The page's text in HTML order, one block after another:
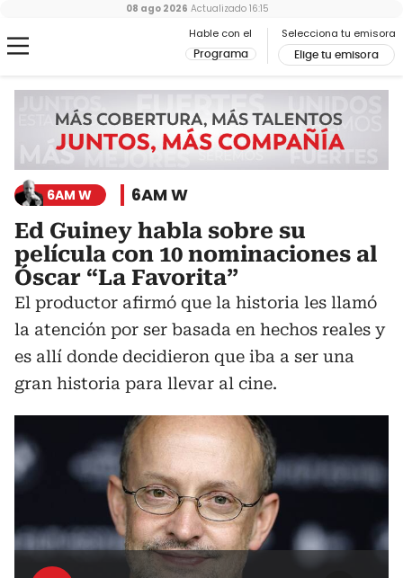
Hable con el
Programa
Selecciona tu emisora
Elige tu emisora
08 ago 2026 Actualizado 16:15
6AM W 6AM W
Ed Guiney habla sobre su
película con 10 nominaciones al
Óscar “La Favorita”
El productor afirmó que la historia les llamó
la atención por ser basada en hechos reales y
es allí donde decidieron que iba a ser una
gran historia para llevar al cine.